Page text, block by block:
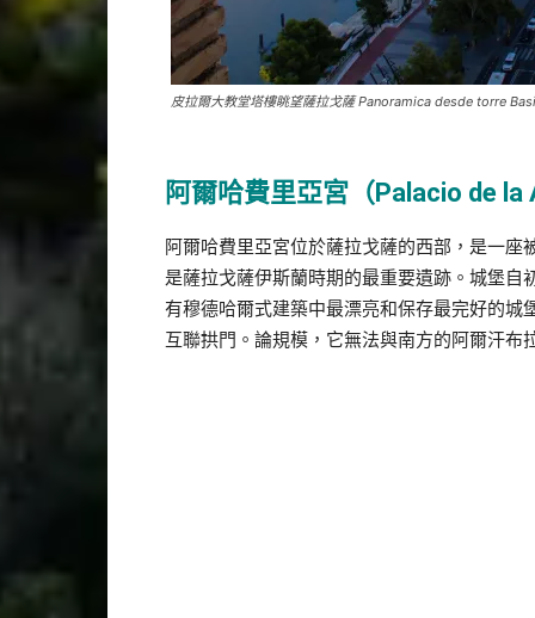
皮拉爾大教堂塔樓眺望薩拉戈薩 Panoramica desde torre
阿爾哈費里亞宮 （Palacio de
阿爾哈費里亞宮位於薩拉戈薩的西部，是一
是薩拉戈薩伊斯蘭時期的最重要遺跡。城堡
有穆德哈爾式建築中最漂亮和保存最完好的
互聯拱門。論規模，它無法與南方的阿爾汗